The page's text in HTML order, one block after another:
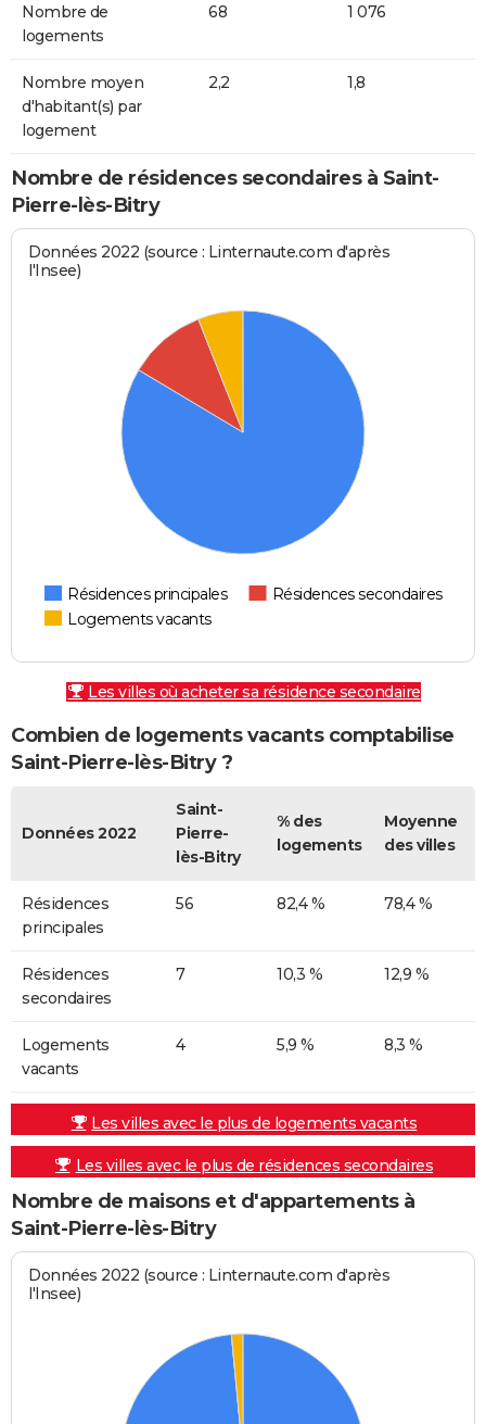
Nombre de
logements
68 1 076
Nombre moyen
d'habitant(s) par
logement
2,2 1,8
Nombre de résidences secondaires à Saint-
Pierre-lès-Bitry
Données 2022 (source : Linternaute.com d'après
l'Insee)
Résidences principales
Résidences secondaires
Logements vacants
Les villes où acheter sa résidence secondaire
Combien de logements vacants comptabilise
Saint-Pierre-lès-Bitry ?
Données 2022
Saint-
Pierre-
lès-Bitry
% des
logements
Moyenne
des villes
Résidences
principales
56 82,4 % 78,4 %
Résidences
secondaires
7 10,3 % 12,9 %
Logements
vacants
4 5,9 % 8,3 %
Les villes avec le plus de logements vacants
Les villes avec le plus de résidences secondaires
Nombre de maisons et d'appartements à
Saint-Pierre-lès-Bitry
Données 2022 (source : Linternaute.com d'après
l'Insee)